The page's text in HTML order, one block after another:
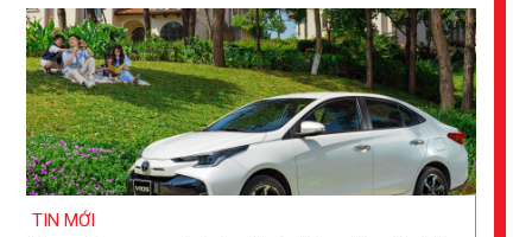
TIN MỚI